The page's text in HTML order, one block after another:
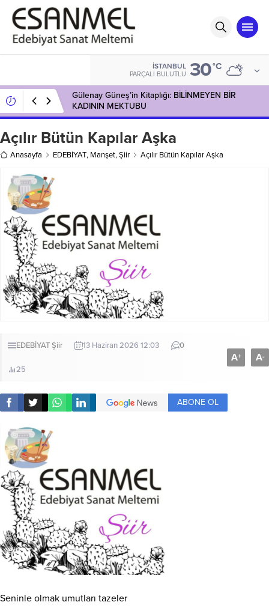
İSTANBUL
PARÇALI BULUTLU 30°C
Gülenay Güneş’in Kitaplığı: BİLİNMEYEN BİR
KADININ MEKTUBU
Açılır Bütün Kapılar Aşka
Anasayfa EDEBİYAT, Manşet,Şiir Açılır Bütün Kapılar Aşka
EDEBİYATŞiir 13 Haziran 2026 12:03 0
25
A+ A-
ABONE OL
Seninle olmak umutları tazeler